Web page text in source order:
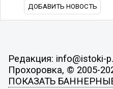
ДОБАВИТЬ НОВОСТЬ
Редакция: info@istoki-
Прохоровка, © 2005-
ПОКАЗАТЬ